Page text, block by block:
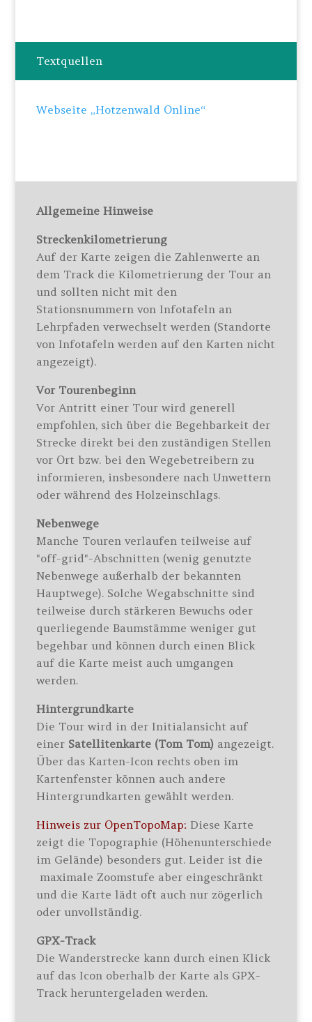
Textquellen
Webseite „Hotzenwald Online“
Allgemeine Hinweise
Streckenkilometrierung
Auf der Karte zeigen die Zahlenwerte an
dem Track die Kilometrierung der Tour an
und sollten nicht mit den
Stationsnummern von Infotafeln an
Lehrpfaden verwechselt werden (Standorte
von Infotafeln werden auf den Karten nicht
angezeigt).
Vor Tourenbeginn
Vor Antritt einer Tour wird generell
empfohlen, sich über die Begehbarkeit der
Strecke direkt bei den zuständigen Stellen
vor Ort bzw. bei den Wegebetreibern zu
informieren, insbesondere nach Unwettern
oder während des Holzeinschlags.
Nebenwege
Manche Touren verlaufen teilweise auf
"off-grid"-Abschnitten (wenig genutzte
Nebenwege außerhalb der bekannten
Hauptwege). Solche Wegabschnitte sind
teilweise durch stärkeren Bewuchs oder
querliegende Baumstämme weniger gut
begehbar und können durch einen Blick
auf die Karte meist auch umgangen
werden.
Hintergrundkarte
Die Tour wird in der Initialansicht auf
einer Satellitenkarte (Tom Tom) angezeigt.
Über das Karten-Icon rechts oben im
Kartenfenster können auch andere
Hintergrundkarten gewählt werden.
Hinweis zur OpenTopoMap: Diese Karte
zeigt die Topographie (Höhenunterschiede
im Gelände) besonders gut. Leider ist die
maximale Zoomstufe aber eingeschränkt
und die Karte lädt oft auch nur zögerlich
oder unvollständig.
GPX-Track
Die Wanderstrecke kann durch einen Klick
auf das Icon oberhalb der Karte als GPX-
Track heruntergeladen werden.